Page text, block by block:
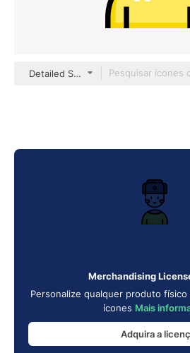
Detailed Straight Lineal color
Merchandising
Personalize qualquer produto
ícones Mais
Adquira a